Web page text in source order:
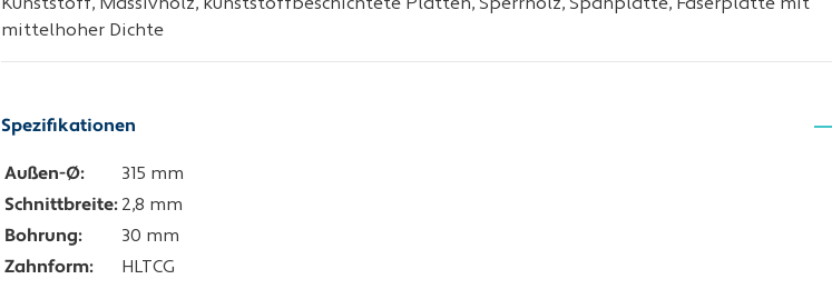
Kunststoff, Massivholz, kunststoffbeschichtete Platten, Sperrholz, Spanplatte, Faserplatte mit
mittelhoher Dichte
Spezifikationen
Außen-Ø:
315 mm
Schnittbreite: 2,8 mm
Bohrung:
30 mm
Zahnform:
HLTCG